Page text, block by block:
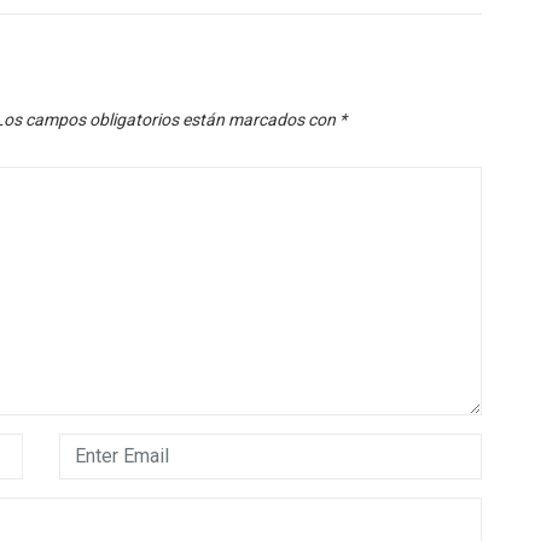
campos obligatorios están marcados con *